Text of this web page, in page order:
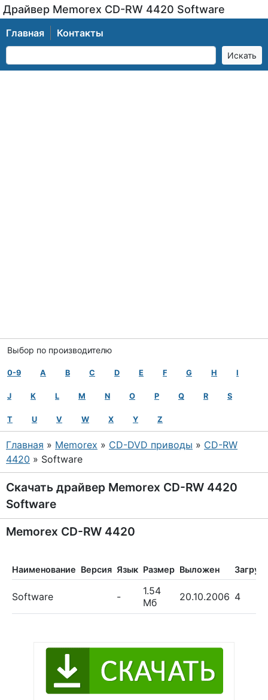
Драйвер Memorex CD-RW 4420 Software
Главная Контакты
Выбор по производителю
0-9 A B C D E F G H I
J K L M N O P Q R S
T U V W X Y Z
Главная » Memorex » CD-DVD приводы » CD-RW
4420 » Software
Скачать драйвер Memorex CD-RW 4420
Software
Memorex CD-RW 4420
Наименование Версия Язык Размер Выложен
Software -
1.54
Мб
20.10.2006 4